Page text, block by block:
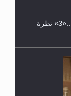
رأيٌ في لغة المسيح الموعود عليه السلام ..«3» نظرة